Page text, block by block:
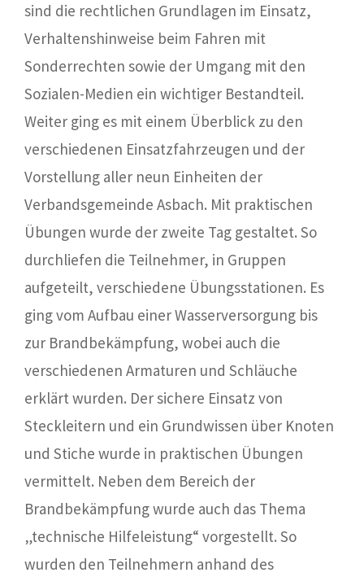
sind die rechtlichen Grundlagen im Einsatz,
Verhaltenshinweise beim Fahren mit
Sonderrechten sowie der Umgang mit den
Sozialen-Medien ein wichtiger Bestandteil.
Weiter ging es mit einem Überblick zu den
verschiedenen Einsatzfahrzeugen und der
Vorstellung aller neun Einheiten der
Verbandsgemeinde Asbach. Mit praktischen
Übungen wurde der zweite Tag gestaltet. So
durchliefen die Teilnehmer, in Gruppen
aufgeteilt, verschiedene Übungsstationen. Es
ging vom Aufbau einer Wasserversorgung bis
zur Brandbekämpfung, wobei auch die
verschiedenen Armaturen und Schläuche
erklärt wurden. Der sichere Einsatz von
Steckleitern und ein Grundwissen über Knoten
und Stiche wurde in praktischen Übungen
vermittelt. Neben dem Bereich der
Brandbekämpfung wurde auch das Thema
„technische Hilfeleistung“ vorgestellt. So
wurden den Teilnehmern anhand des